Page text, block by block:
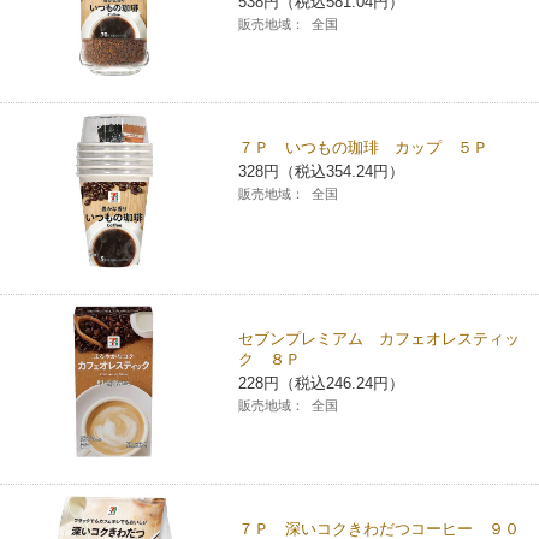
販売地域： 全国
７Ｐ いつもの珈琲 カップ ５Ｐ
328円（税込354.24円）
販売地域： 全国
セブンプレミアム カフェオレスティッ
ク ８Ｐ
228円（税込246.24円）
販売地域： 全国
７Ｐ 深いコクきわだつコーヒー ９０